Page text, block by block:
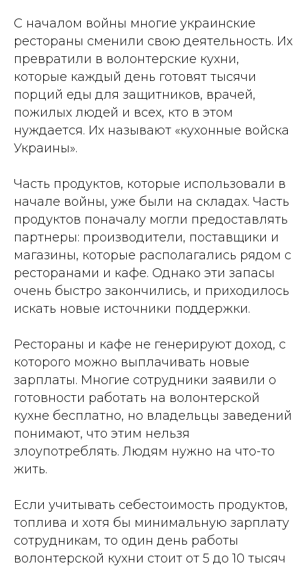
С началом войны многие украинские
рестораны сменили свою деятельность. Их
превратили в волонтерские кухни,
которые каждый день готовят тысячи
порций еды для защитников, врачей,
пожилых людей и всех, кто в этом
нуждается. Их называют «кухонные войска
Украины».
Часть продуктов, которые использовали в
начале войны, уже были на складах. Часть
продуктов поначалу могли предоставлять
партнеры: производители, поставщики и
магазины, которые располагались рядом с
ресторанами и кафе. Однако эти запасы
очень быстро закончились, и приходилось
искать новые источники поддержки.
Рестораны и кафе не генерируют доход, с
которого можно выплачивать новые
зарплаты. Многие сотрудники заявили о
готовности работать на волонтерской
кухне бесплатно, но владельцы заведений
понимают, что этим нельзя
злоупотреблять. Людям нужно на что-то
жить.
Если учитывать себестоимость продуктов,
топлива и хотя бы минимальную зарплату
сотрудникам, то один день работы
волонтерской кухни стоит от 5 до 10 тысяч